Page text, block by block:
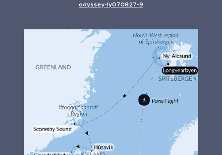
odyssey-ly070827-9